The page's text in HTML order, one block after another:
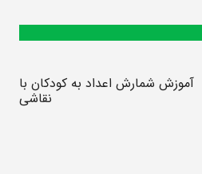
آموزش شمارش اعداد به کودکان با
نقاشی